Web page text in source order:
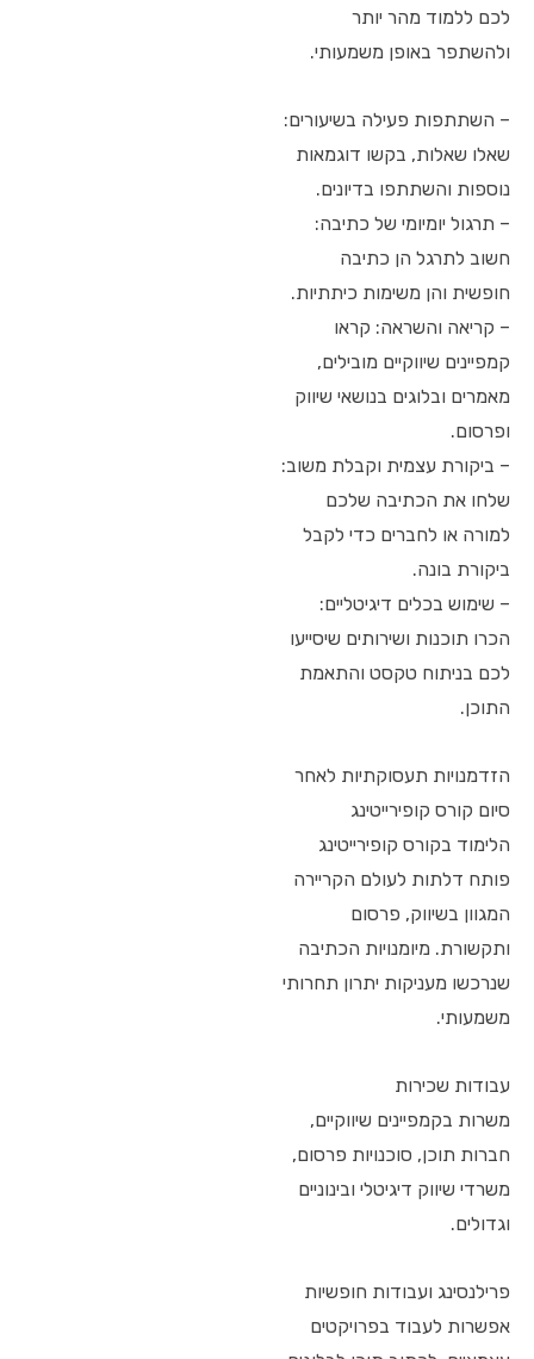
לכם ללמוד מהר יותר
ולהשתפר באופן משמעותי.
– השתתפות פעילה בשיעורים:
שאלו שאלות, בקשו דוגמאות
נוספות והשתתפו בדיונים.
– תרגול יומיומי של כתיבה:
חשוב לתרגל הן כתיבה
חופשית והן משימות כיתתיות.
– קריאה והשראה: קראו
קמפיינים שיווקיים מובילים,
מאמרים ובלוגים בנושאי שיווק
ופרסום.
– ביקורת עצמית וקבלת משוב:
שלחו את הכתיבה שלכם
למורה או לחברים כדי לקבל
ביקורת בונה.
– שימוש בכלים דיגיטליים:
הכרו תוכנות ושירותים שיסייעו
לכם בניתוח טקסט והתאמת
התוכן.
הזדמנויות תעסוקתיות לאחר
סיום קורס קופירייטינג
הלימוד בקורס קופירייטינג
פותח דלתות לעולם הקריירה
המגוון בשיווק, פרסום
ותקשורת. מיומנויות הכתיבה
שנרכשו מעניקות יתרון תחרותי
משמעותי.
עבודות שכירות
משרות בקמפיינים שיווקיים,
חברות תוכן, סוכנויות פרסום,
משרדי שיווק דיגיטלי ובינוניים
וגדולים.
פרילנסינג ועבודות חופשיות
אפשרות לעבוד בפרויקטים